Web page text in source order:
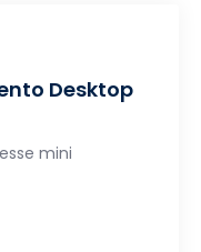
Desktop
mini